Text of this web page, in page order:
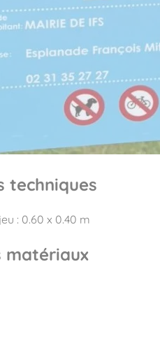
techniques
: 0.60 x 0.40 m
matériaux